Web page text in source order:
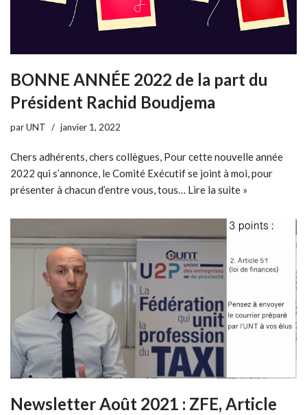
BONNE ANNÉE 2022 de la part du
Président Rachid Boudjema
parUNT janvier 1, 2022
Chers adhérents, chers collègues, Pour cette nouvelle année
2022 qui s’annonce, le Comité Exécutif se joint à moi, pour
présenter à chacun d’entre vous, tous… Lire la suite »
Newsletter Août 2021 : ZFE, Article